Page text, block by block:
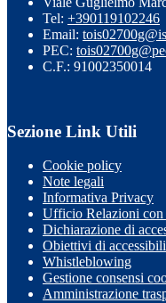
Tel: +390119102246
Email:
PEC:
C.F.: 91002350014
Sezione Link Utili
Cookie policy
Note legali
Informativa Privacy
Ufficio Relazioni
Dichiarazione di
Obiettivi di
Whistleblowing
Gestione consensi
Amministrazione